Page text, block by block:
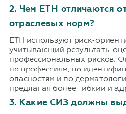
2. Чем ЕТН отличаются
отраслевых норм?
ЕТН используют риск-
учитывающий результаты
профессиональных рисков.
по профессиям, по
опасностям и по
предлагая более гибкий и
3. Какие СИЗ должны